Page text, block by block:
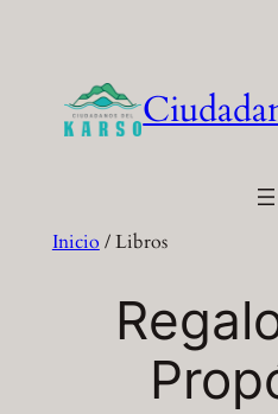
Inicio / Libros